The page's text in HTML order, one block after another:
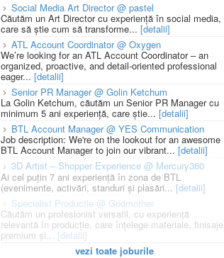
Social Media Art Director @ pastel
Căutăm un Art Director cu experiență în social media,
care să știe cum să transforme... [detalii]
ATL Account Coordinator @ Oxygen
We’re looking for an ATL Account Coordinator – an
organized, proactive, and detail-oriented professional
eager... [detalii]
Senior PR Manager @ Golin Ketchum
La Golin Ketchum, căutăm un Senior PR Manager cu
minimum 5 ani experiență, care știe... [detalii]
BTL Account Manager @ YES Communication
Job description: We're on the lookout for an awesome
BTL Account Manager to join our vibrant... [detalii]
3D Artist – Shopper Experience @ Mercury360
Ai cel puțin 7 ani experiență în zona de BTL
(evenimente, activări, standuri și plasări... [detalii]
Specialist Productie @ Godmother
Căutăm un profesionist versatil, cu experiență
relevantă în producție, care înțelege materiale, finisaje
premium și... [detalii]
vezi toate joburile